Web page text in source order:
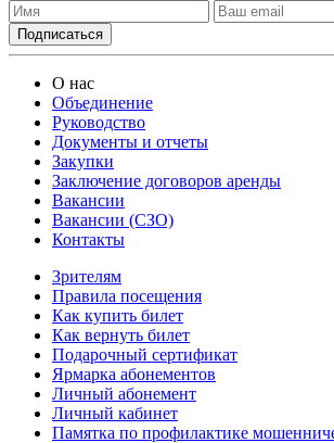
О нас
Объединение
Руководство
Документы и отчеты
Закупки
Заключение договоров аренды
Вакансии
Вакансии (СЗО)
Контакты
Зрителям
Правила посещения
Как купить билет
Как вернуть билет
Подарочный сертификат
Ярмарка абонементов
Личный абонемент
Личный кабинет
Памятка по профилактике